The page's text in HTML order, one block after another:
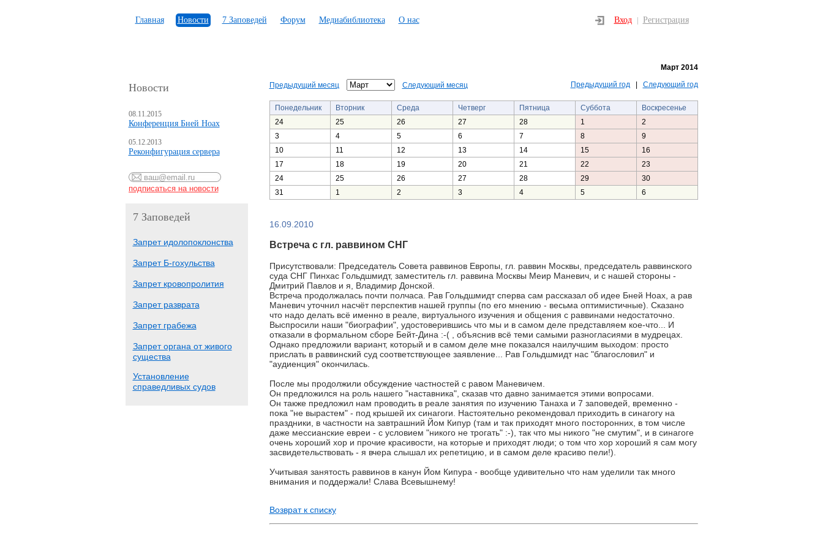
Главная Новости 7 Заповедей Форум Медиабиблиотека О нас Вход Регистрация
Новости
08.11.2015
Конференция Бней Ноах
05.12.2013
Реконфигурация сервера
7 Заповедей
Запрет идолопоклонства
Запрет Б-гохульства
Запрет кровопролития
Запрет разврата
Запрет грабежа
Запрет органа от живого
существа
Установление
справедливых судов
Март 2014
Предыдущий месяц Следующий месяц Предыдущий год| Следующий год
Понедельник Вторник Среда Четверг Пятница Суббота
Воскресенье
24
25 26 27 28 1
2
3
4 5 6 7 8
9
10
11 12 13 14 15
16
17
18 19 20 21 22
23
24
25 26 27 28 29
30
31
1 2 3 4 5 6
16.09.2010
Встреча с гл. раввином СНГ
Присутствовали: Председатель Совета раввинов Европы, гл. раввин Москвы, председатель раввинского
суда СНГ Пинхас Гольдшмидт, заместитель гл. раввина Москвы Меир Маневич, и с нашей стороны -
Дмитрий Павлов и я, Владимир Донской.
Встреча продолжалась почти полчаса. Рав Гольдшмидт сперва сам рассказал об идее Бней Ноах, а рав
Маневич уточнил насчёт перспектив нашей группы (по его мнению - весьма оптимистичные). Сказано
что надо делать всё именно в реале, виртуального изучения и общения с раввинами недостаточно.
Выспросили наши "биографии", удостоверившись что мы и в самом деле представляем кое-что... И
отказали в формальном сборе Бейт-Дина :-( , объяснив всё теми самыми разногласиями в мудрецах.
Однако предложили вариант, который и в самом деле мне показался наилучшим выходом: просто
прислать в раввинский суд соответствующее заявление... Рав Гольдшмидт нас "благословил" и
"аудиенция" окончилась.
После мы продолжили обсуждение частностей с равом Маневичем.
Он предложился на роль нашего "наставника", сказав что давно занимается этими вопросами.
Он также предложил нам проводить в реале занятия по изучению Танаха и 7 заповедей, временно -
пока "не вырастем" - под крышей их синагоги. Настоятельно рекомендовал приходить в синагогу на
праздники, в частности на завтрашний Йом Кипур (там и так приходят много посторонних, в том числе
даже мессианские евреи - с условием "никого не трогать" :-), так что мы никого "не смутим", и в синагоге
очень хороший хор и прочие красивости, на которые и приходят люди; о том что хор хороший я сам могу
засвидетельствовать - я вчера слышал их репетицию, и в самом деле красиво пели!).
Учитывая занятость раввинов в канун Йом Кипура - вообще удивительно что нам уделили так много
внимания и поддержали! Слава Всевышнему!
Возврат к списку